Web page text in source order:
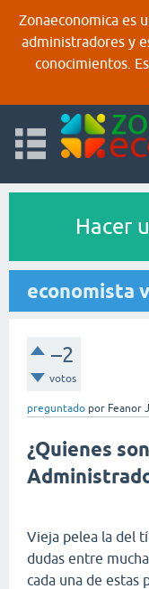
Zonaeconomica es
administradores y
conocimientos.
Hacer
economista
–2
votos
preguntado por Feanor
¿Quienes
Vieja pelea la del
dudas entre
cada una de estas